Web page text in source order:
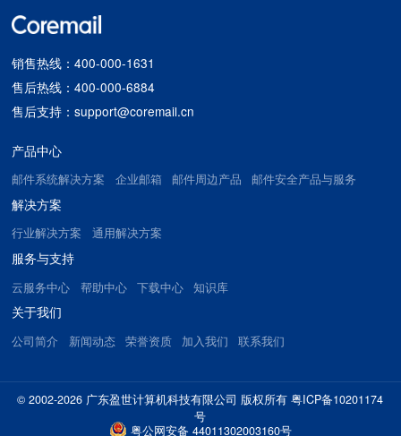
销售热线：400-000-1631
售后热线：400-000-6884
售后支持：support@coremail.cn
产品中心
邮件系统解决方案 企业邮箱 邮件周边产品 邮件安全产品与服务
解决方案
行业解决方案 通用解决方案
服务与支持
云服务中心 帮助中心 下载中心 知识库
关于我们
公司简介 新闻动态 荣誉资质 加入我们 联系我们
© 2002-2026 广东盈世计算机科技有限公司 版权所有粤ICP备10201174
号
粤公网安备 44011302003160号